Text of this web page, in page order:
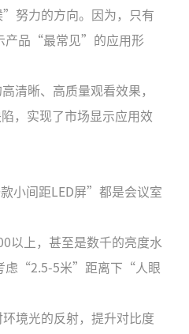
”努力的方向。因为，只有
产品“最常见”的应用形
清晰、高质量观看效果，
，实现了市场显示应用效
小间距LED屏”都是会议室
以上，甚至是数千的亮度水
考虑“2.5-5米”距离下“人眼
境光的反射，提升对比度